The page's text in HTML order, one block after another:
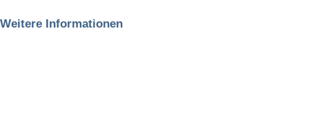
Weitere Informationen